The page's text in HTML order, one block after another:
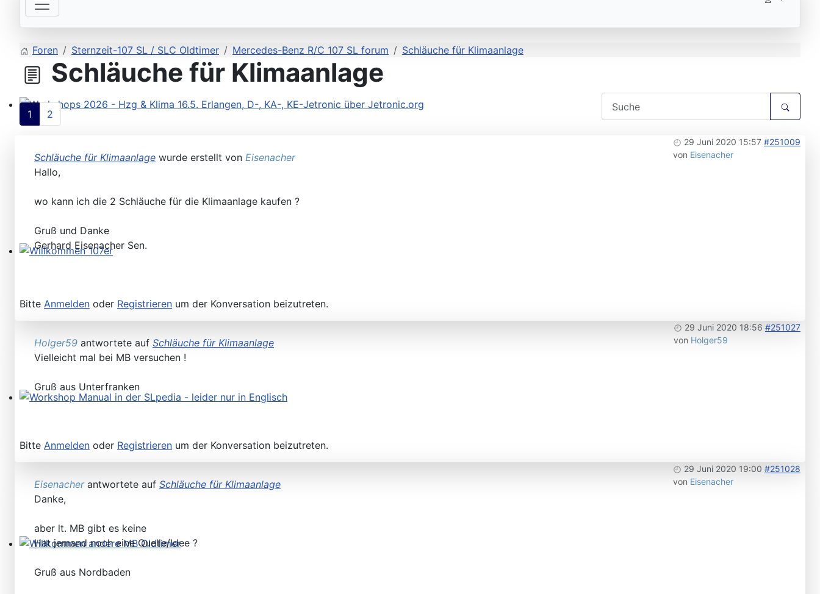
Workshops 2026 - Hzg & Klima 16.5. Erlangen, D-, KA-, KE-Jetronic über Jetronic.org
Foren Sternzeit-107 SL / SLC Oldtimer Mercedes-Benz R/C 107 SL forum Schläuche für Klimaanlage
Schläuche für Klimaanlage
1 2
29 Juni 2020 15:57 #251009
von Eisenacher
Schläuche für Klimaanlage wurde erstellt von Eisenacher
Hallo,
wo kann ich die 2 Schläuche für die Klimaanlage kaufen ?
Gruß und Danke
Gerhard Eisenacher Sen.
Bitte Anmelden oder Registrieren um der Konversation beizutreten.
29 Juni 2020 18:56 #251027
von Holger59
Holger59 antwortete auf Schläuche für Klimaanlage
Vielleicht mal bei MB versuchen !
Gruß aus Unterfranken
Bitte Anmelden oder Registrieren um der Konversation beizutreten.
29 Juni 2020 19:00 #251028
von Eisenacher
Eisenacherantwortete auf Schläuche für Klimaanlage
Danke,
aber lt. MB gibt es keine
Hat jemand noch eine Quelle/Idee ?
Gruß aus Nordbaden